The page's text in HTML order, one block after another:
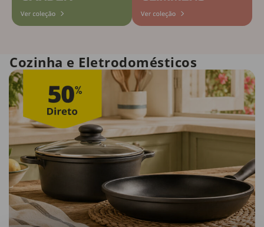
Cozinha e Eletrodomésticos